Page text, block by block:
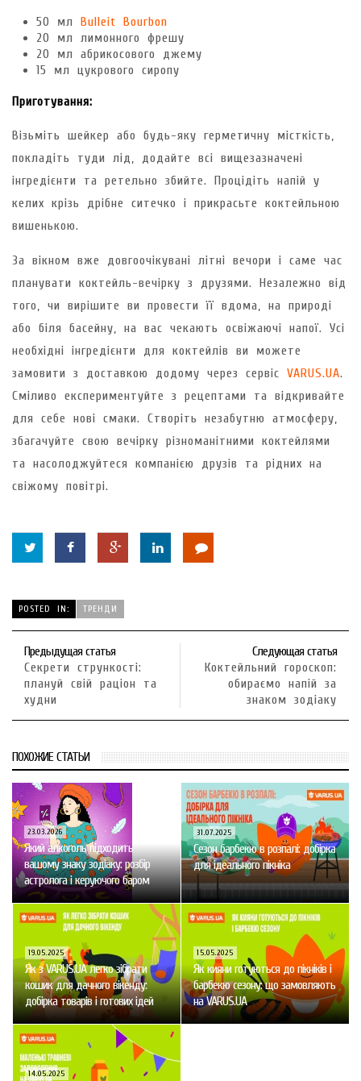
50 мл Bulleit Bourbon
20 мл лимонного фрешу
20 мл абрикосового джему
15 мл цукрового сиропу
Приготування:
Візьміть шейкер або будь-яку герметичну місткість,
покладіть туди лід, додайте всі вищезазначені
інгредієнти та ретельно збийте. Процідіть напій у
келих крізь дрібне ситечко і прикрасьте коктейльною
вишенькою.
За вікном вже довгоочікувані літні вечори і саме час
планувати коктейль-вечірку з друзями. Незалежно від
того, чи вирішите ви провести її вдома, на природі
або біля басейну, на вас чекають освіжаючі напої. Усі
необхідні інгредієнти для коктейлів ви можете
замовити з доставкою додому через сервіс VARUS.UA.
Сміливо експериментуйте з рецептами та відкривайте
для себе нові смаки. Створіть незабутню атмосферу,
збагачуйте свою вечірку різноманітними коктейлями
та насолоджуйтеся компанією друзів та рідних на
свіжому повітрі.
POSTED IN: ТРЕНДИ
Предыдущая статья
Секрети стрункості:
плануй свій раціон та
худни
Следующая статья
Коктейльний гороскоп:
обираємо напій за
знаком зодіаку
ПОХОЖИЕ СТАТЬИ
23.03.2026
Який алкоголь підходить
вашому знаку зодіаку: розбір
астролога і керуючого баром
31.07.2025
Сезон барбекю в розпалі: добірка
для ідеального пікніка
19.05.2025
Як з VARUS.UA легко зібрати
кошик для дачного вікенду:
добірка товарів і готових ідей
15.05.2025
Як кияни готуються до пікніків і
барбекю сезону: що замовляють
на VARUS.UA
14.05.2025